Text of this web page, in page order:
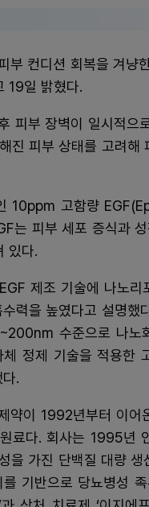
부 컨디션 회복을 겨냥
19일 밝혔다.
피부 장벽이 일시적으
진 피부 상태를 고려해
10ppm 고함량
는 피부 세포 증식과
있다.
제조 기술에 나노리
력을 높였다고 설명했
수준으로 나노
정제 기술을 적용한
.
약이 1992년부터 이어
료다. 회사는 1995년
을 가진 단백질 대량 생
기반으로 당뇨병성 족